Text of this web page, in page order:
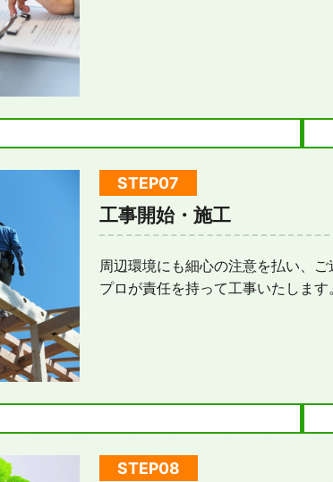
工事開始・施工
周辺環境にも細心の注意を払い、
プロが責任を持って工事いたしま